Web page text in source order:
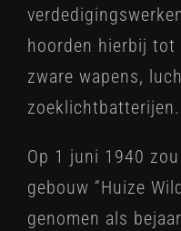
hoorden hierbij
zware wapens,
zoeklichtbatterijen.
Op 1 juni 1940
gebouw “Huize
genomen als